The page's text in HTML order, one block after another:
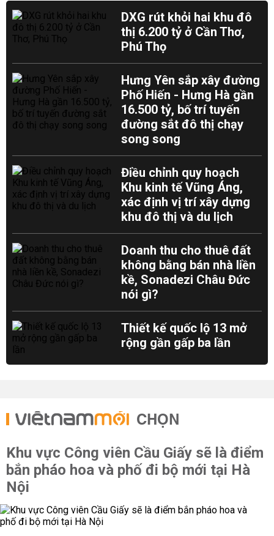
DXG rút khỏi hai khu đô
thị 6.200 tỷ ở Cần Thơ,
Phú Thọ
Hưng Yên sắp xây đường
Phố Hiến - Hưng Hà gần
16.500 tỷ, bố trí tuyến
đường sắt đô thị chạy
song song
Điều chỉnh quy hoạch
Khu kinh tế Vũng Áng,
xác định vị trí xây dựng
khu đô thị và du lịch
Doanh thu cho thuê đất
không bằng bán nhà liền
kề, Sonadezi Châu Đức
nói gì?
Thiết kế quốc lộ 13 mở
rộng gần gấp ba lần
CHỌN
Khu vực Công viên Cầu Giấy sẽ là điểm
bắn pháo hoa và phố đi bộ mới tại Hà
Nội